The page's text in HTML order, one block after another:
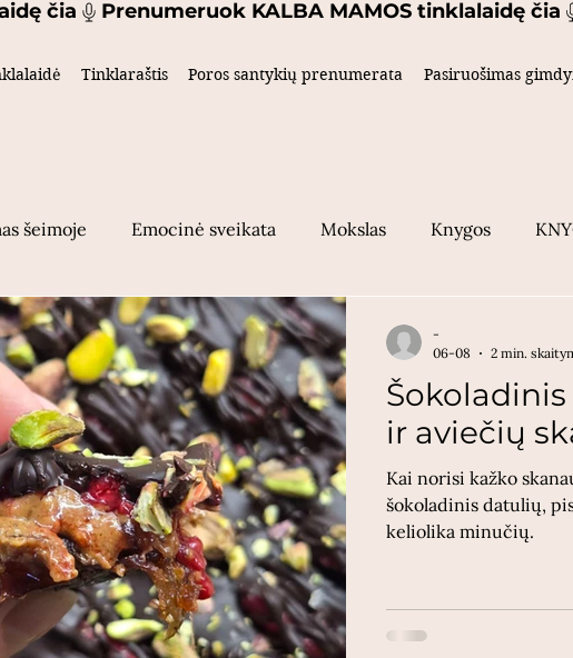
čia
Tinklaraštis Poros santykių prenumerata Pasiruošimas
šeimoje Emocinė sveikata Mokslas Knygos
Maistas Poros santykiai Gimdymas
Žindymas šeima
ir aviečių
Kai norisi kažko
šokoladinis datulių,
keliolika minučių.
-
06-08
2 min.